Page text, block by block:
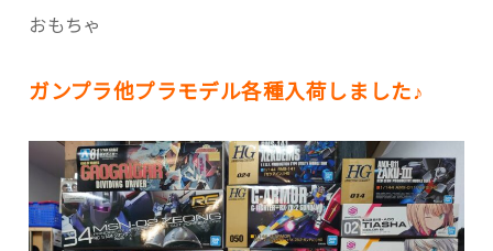
おもちゃ
ガンプラ他プラモデル各種入荷しました♪